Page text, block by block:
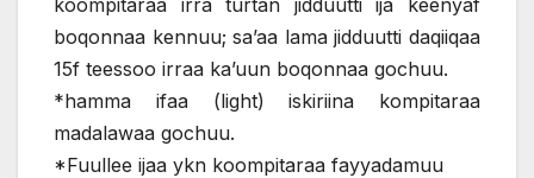
boqonnaa kennuu; sa’aa lama jidduutti daqiiqaa
15f teessoo irraa ka’uun boqonnaa gochuu.
*hamma ifaa (light) iskiriina kompitaraa
madalawaa gochuu.
*Fuullee ijaa ykn koompitaraa fayyadamuu